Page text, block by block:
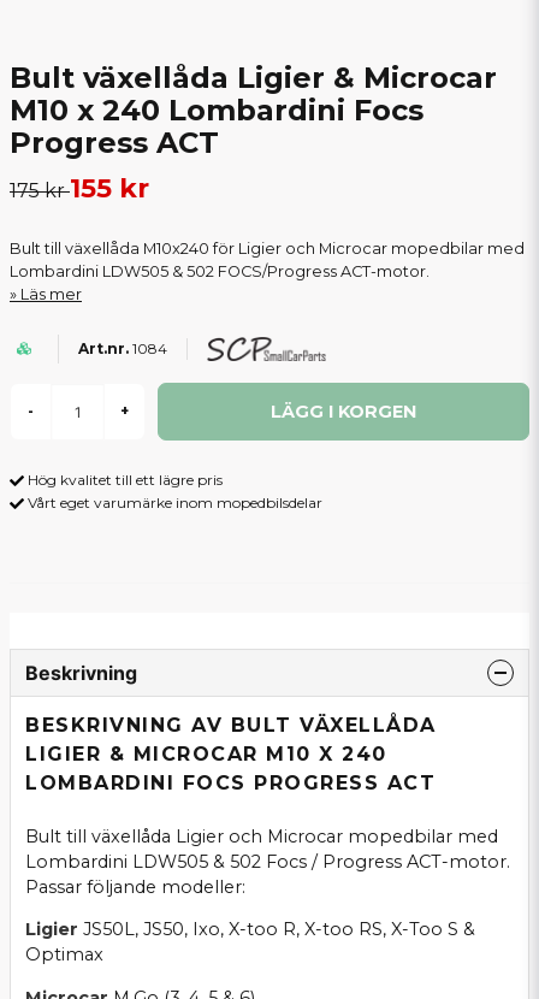
Bult växellåda Ligier & Microcar
M10 x 240 Lombardini Focs
Progress ACT
175 kr155 kr
Bult till växellåda M10x240 för Ligier och Microcar mopedbilar med
Lombardini LDW505 & 502 FOCS/Progress ACT-motor.
Läs mer
1084
- + LÄGG I KORGEN
Hög kvalitet till ett lägre pris
Vårt eget varumärke inom mopedbilsdelar
Beskrivning
BESKRIVNING AV BULT VÄXELLÅDA
LIGIER & MICROCAR M10 X 240
LOMBARDINI FOCS PROGRESS ACT
Bult till växellåda Ligier och Microcar mopedbilar med
Lombardini LDW505 & 502 Focs / Progress ACT-motor.
Passar följande modeller:
Ligier JS50L, JS50, Ixo, X-too R, X-too RS, X-Too S &
Optimax